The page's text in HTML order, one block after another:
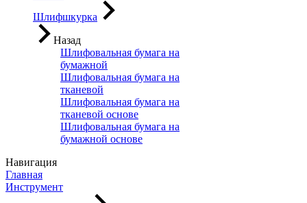
Шлифшкурка
Назад
Шлифовальная бумага на
бумажной
Шлифовальная бумага на
тканевой
Шлифовальная бумага на
тканевой основе
Шлифовальная бумага на
бумажной основе
Навигация
Главная
Инструмент